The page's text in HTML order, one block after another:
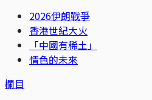
2026伊朗戰爭
香港世紀大火
「中國有稀土」
情色的未來
欄目